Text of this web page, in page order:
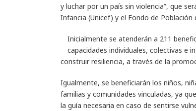
y luchar por un país sin violencia”, que
Infancia (Unicef) y el Fondo de Población
Inicialmente se atenderán a 211
capacidades individuales, colectivas e
construir resiliencia, a través de la
Igualmente, se beneficiarán los niños,
familias y comunidades vinculadas, ya
la guía necesaria en caso de sentirse